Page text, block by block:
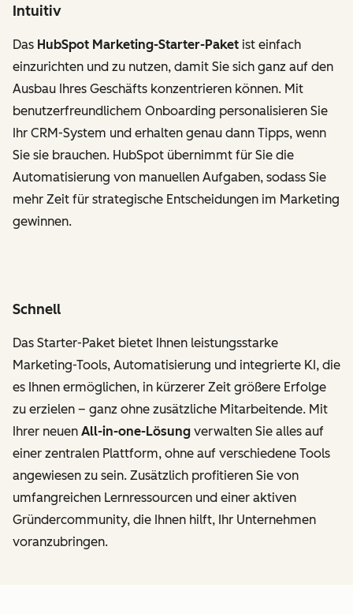
Intuitiv
Das HubSpot Marketing-Starter-Paket ist einfach
einzurichten und zu nutzen, damit Sie sich ganz auf den
Ausbau Ihres Geschäfts konzentrieren können. Mit
benutzerfreundlichem Onboarding personalisieren Sie
Ihr CRM-System und erhalten genau dann Tipps, wenn
Sie sie brauchen. HubSpot übernimmt für Sie die
Automatisierung von manuellen Aufgaben, sodass Sie
mehr Zeit für strategische Entscheidungen im Marketing
gewinnen.
Schnell
Das Starter-Paket bietet Ihnen leistungsstarke
Marketing-Tools, Automatisierung und integrierte KI, die
es Ihnen ermöglichen, in kürzerer Zeit größere Erfolge
zu erzielen – ganz ohne zusätzliche Mitarbeitende. Mit
Ihrer neuen All-in-one-Lösung verwalten Sie alles auf
einer zentralen Plattform, ohne auf verschiedene Tools
angewiesen zu sein. Zusätzlich profitieren Sie von
umfangreichen Lernressourcen und einer aktiven
Gründercommunity, die Ihnen hilft, Ihr Unternehmen
voranzubringen.